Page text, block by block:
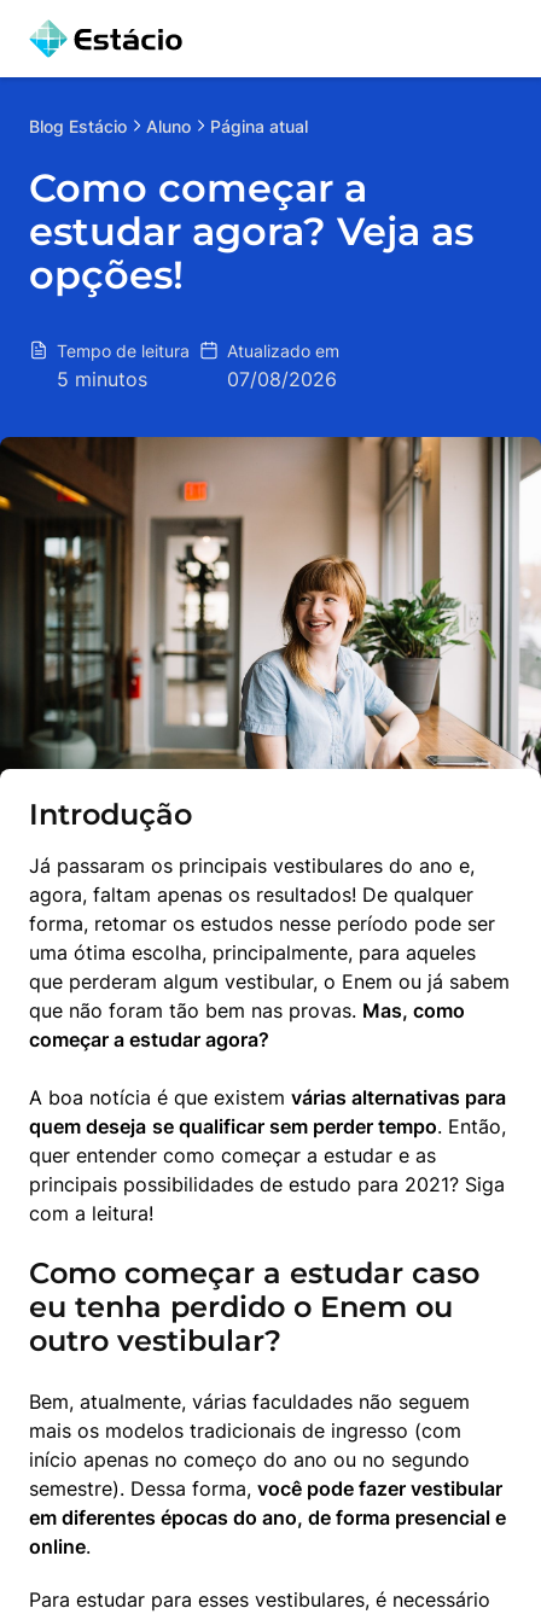
Blog Estácio Aluno Página atual
Como começar a
estudar agora? Veja as
opções!
Tempo de leitura
5 minutos
Atualizado em
07/08/2026
Introdução
Já passaram os principais vestibulares do ano e,
agora, faltam apenas os resultados! De qualquer
forma, retomar os estudos nesse período pode ser
uma ótima escolha, principalmente, para aqueles
que perderam algum vestibular, o Enem ou já sabem
que não foram tão bem nas provas. Mas, como
começar a estudar agora?
A boa notícia é que existem várias alternativas para
quem deseja se qualificar sem perder tempo. Então,
quer entender como começar a estudar e as
principais possibilidades de estudo para 2021? Siga
com a leitura!
Como começar a estudar caso
eu tenha perdido o Enem ou
outro vestibular?
Bem, atualmente, várias faculdades não seguem
mais os modelos tradicionais de ingresso (com
início apenas no começo do ano ou no segundo
semestre). Dessa forma, você pode fazer vestibular
em diferentes épocas do ano, de forma presencial e
online.
Para estudar para esses vestibulares, é necessário